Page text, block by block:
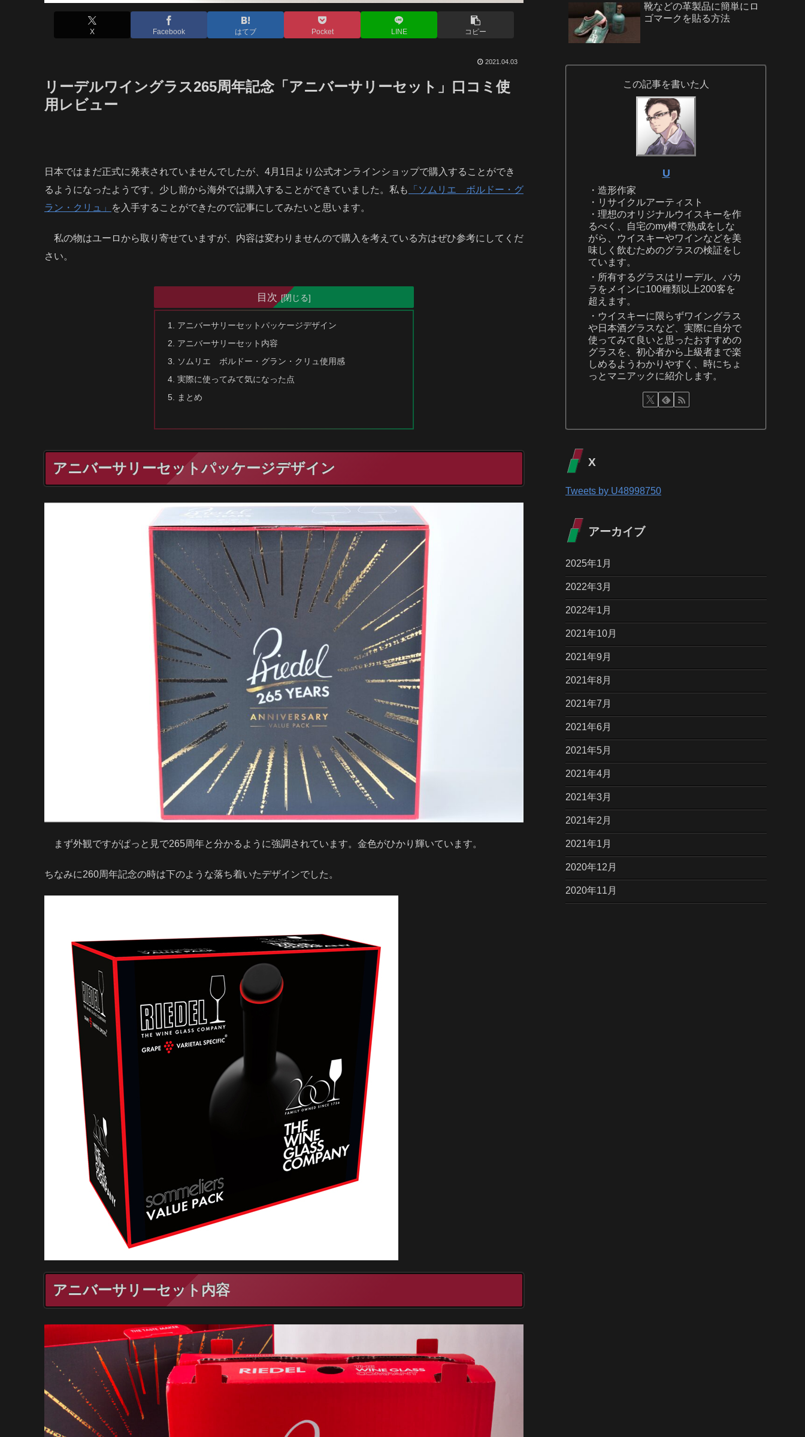
X Facebook はてブ Pocket LINE コピー
2021.04.03
リーデルワイングラス265周年記念「アニバーサリーセット」口コミ使
用レビュー
日本ではまだ正式に発表されていませんでしたが、4月1日より公式オンラインショップで購入することができ
るようになったようです。少し前から海外では購入することができていました。私も
「ソムリエ ボルドー・グ
ラン・クリュ」
を入手することができたので記事にしてみたいと思います。
私の物はユーロから取り寄せていますが、内容は変わりませんので購入を考えている方はぜひ参考にしてくだ
さい。
目次
アニバーサリーセットパッケージデザイン
アニバーサリーセット内容
ソムリエ ボルドー・グラン・クリュ使用感
実際に使ってみて気になった点
まとめ
アニバーサリーセットパッケージデザイン
まず外観ですがぱっと見で265周年と分かるように強調されています。金色がひかり輝いています。
ちなみに260周年記念の時は下のような落ち着いたデザインでした。
アニバーサリーセット内容
靴などの革製品に簡単にロ
ゴマークを貼る方法
この記事を書いた人
U
・造形作家
・リサイクルアーティスト
・理想のオリジナルウイスキーを作
るべく、自宅のmy樽で熟成をしな
がら、ウイスキーやワインなどを美
味しく飲むためのグラスの検証をし
ています。
・所有するグラスはリーデル、バカ
ラをメインに100種類以上200客を
超えます。
・ウイスキーに限らずワイングラス
や日本酒グラスなど、実際に自分で
使ってみて良いと思ったおすすめの
グラスを、初心者から上級者まで楽
しめるようわかりやすく、時にちょ
っとマニアックに紹介します。
X
Tweets by U48998750
アーカイブ
2025年1月
2022年3月
2022年1月
2021年10月
2021年9月
2021年8月
2021年7月
2021年6月
2021年5月
2021年4月
2021年3月
2021年2月
2021年1月
2020年12月
2020年11月